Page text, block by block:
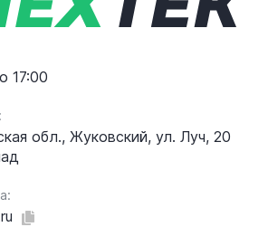
17:00
обл., Жуковский, ул. Луч, 20